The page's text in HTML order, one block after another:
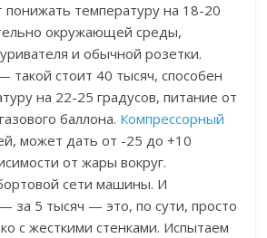
температуру на 18-20
окружающей среды,
и обычной розетки.
такой стоит 40 тысяч, способен
на 22-25 градусов, питание от
баллона. Компрессорный
может дать от -25 до +10
от жары вокруг.
сети машины. И
— за 5 тысяч — это, по сути, просто
с жесткими стенками. Испытаем